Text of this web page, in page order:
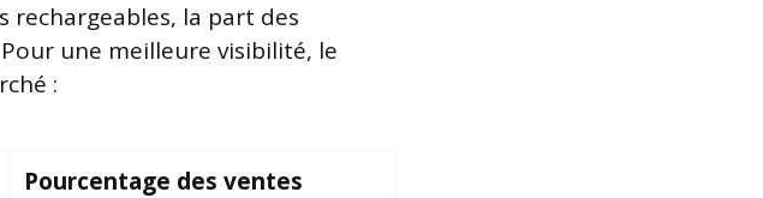
rechargeables, la part des
une meilleure visibilité, le
:
Pourcentage des ventes